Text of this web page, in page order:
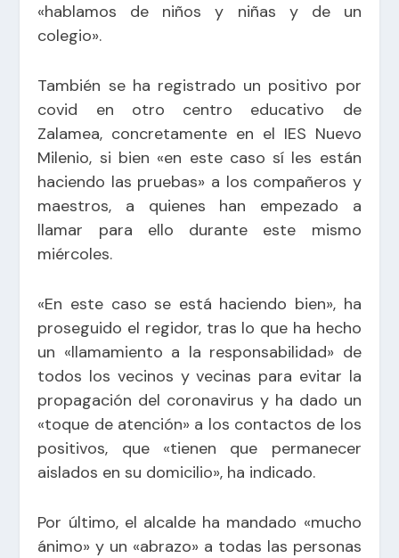
«hablamos de niños y niñas y de un
colegio».
También se ha registrado un positivo por
covid en otro centro educativo de
Zalamea, concretamente en el IES Nuevo
Milenio, si bien «en este caso sí les están
haciendo las pruebas» a los compañeros y
maestros, a quienes han empezado a
llamar para ello durante este mismo
miércoles.
«En este caso se está haciendo bien», ha
proseguido el regidor, tras lo que ha hecho
un «llamamiento a la responsabilidad» de
todos los vecinos y vecinas para evitar la
propagación del coronavirus y ha dado un
«toque de atención» a los contactos de los
positivos, que «tienen que permanecer
aislados en su domicilio», ha indicado.
Por último, el alcalde ha mandado «mucho
ánimo» y un «abrazo» a todas las personas